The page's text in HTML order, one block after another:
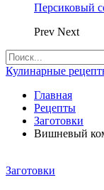
Персиковый
Prev Next
Кулинарные
Главная
Рецепты
Заготовки
Вишневый
Заготовки